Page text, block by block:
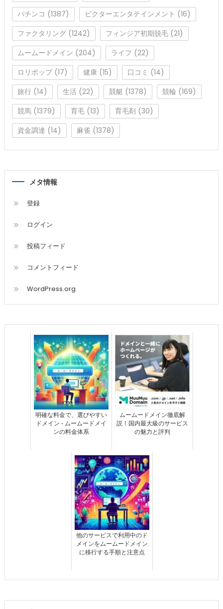
パチンコ (1387) ビクターエンタテインメント (16)
ファクタリング(1242) フィンジア初期脱毛(21)
ムームードメイン (204) ライフ (22)
ロリポップ(17) 健康(15) 口コミ (14)
旅行(14) 生活(22) 競艇 (1378) 競輪 (169)
競馬(1379) 育毛(13) 育毛剤 (30)
資金調達 (14) 麻雀 (1378)
メタ情報
登録
ログイン
投稿フィード
コメントフィード
WordPress.org
明確な料金で、選びやすい
ドメイン - ムームードメイ
ンの料金体系
ムームードメイン徹底解
説！国内最大級のサービス
の魅力と評判
他のサービスで利用中のド
メインをムームードメイン
に移行する手順と注意点